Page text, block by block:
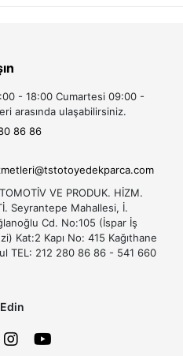
- 18:00 Cumartesi 09:00 -
arasında ulaşabilirsiniz.
86 86
VE PRODUK. HİZM.
Seyrantepe Mahallesi, İ.
Cd. No:105 (İspar İş
Kat:2 Kapı No: 415 Kağıthane
TEL: 212 280 86 86 - 541 660